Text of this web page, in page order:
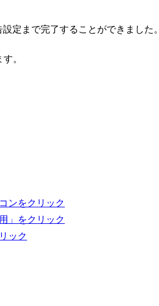
定まで完了することができました。
。
ンをクリック
」をクリック
ック